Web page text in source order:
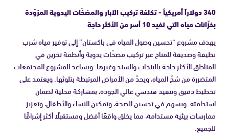
340 دولاراً أمريكياُ - تكلفة تركيب الآبار والمضخّات اليدوية المزوّدة
بخزّانات مياه التي تفيد 10 أسر من الأكثر حاجة
يهدف مشروع “تحسين وصول المياه في باكستان” إلى توفير مياه شرب
نظيفة وصديقة للمناخ عبر تركيب مضخّات يدوية وأنظمة تخزين في
المناطق الأكثر حاجة بالبنجاب والسند وغيرها. ويساعد المشروع المجتمعات
المتضررة من شحّ المياه، ويحدّ من الأمراض المرتبطة بتلوثها. ويعتمد على
تخطيط دقيق وتنفيذ هندسي عالي الجودة، بمشاركة محلية لضمان
استدامته. ويسهم في تحسين الصحة، وتمكين النساء والأطفال، وتعزيز
ممارسات بيئية مستدامة، مما يخلق واقعًا أفضل ومستقبلًا أكثر إشراقًا
للجميع.